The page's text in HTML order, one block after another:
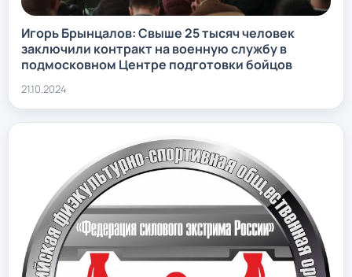
Игорь Брынцалов: Свыше 25 тысяч человек
заключили контракт на военную службу в
подмосковном Центре подготовки бойцов
21.10.2024